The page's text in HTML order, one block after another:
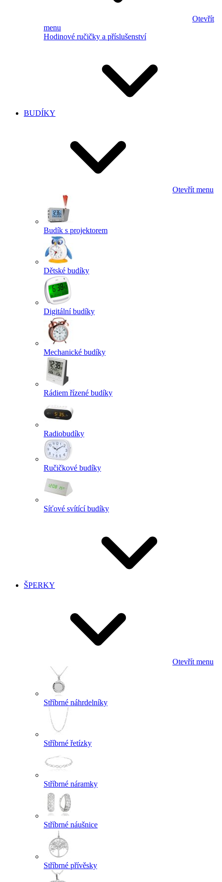
Otevřít
menu
Hodinové ručičky a příslušenství
BUDÍKY
Otevřít menu
Budík s projektorem
Dětské budíky
Digitální budíky
Mechanické budíky
Rádiem řízené budíky
Radiobudíky
Ručičkové budíky
Síťové svítící budíky
ŠPERKY
Otevřít menu
Stříbrné náhrdelníky
Stříbrné řetízky
Stříbrné náramky
Stříbrné náušnice
Stříbrné přívěsky